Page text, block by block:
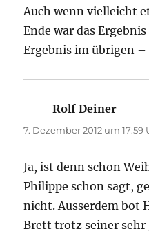
Auch wenn vielleicht
Ende war das
Ergebnis im übrigen
Rolf Deiner
7. Dezember 2012 um 17:59
Ja, ist denn schon
Philippe schon sagt,
nicht. Ausserdem bot
Brett trotz seiner